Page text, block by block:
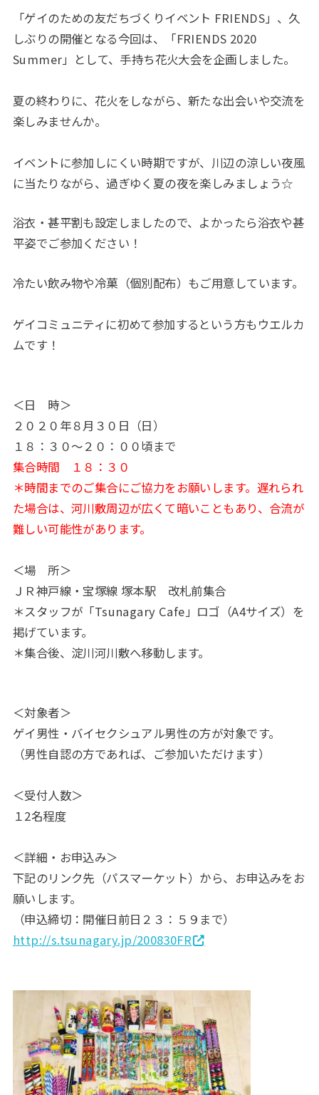
「ゲイのための友だちづくりイベント FRIENDS」、久
しぶりの開催となる今回は、「FRIENDS 2020
Summer」として、手持ち花火大会を企画しました。
夏の終わりに、花火をしながら、新たな出会いや交流を
楽しみませんか。
イベントに参加しにくい時期ですが、川辺の涼しい夜風
に当たりながら、過ぎゆく夏の夜を楽しみましょう☆
浴衣・甚平割も設定しましたので、よかったら浴衣や甚
平姿でご参加ください！
冷たい飲み物や冷菓（個別配布）もご用意しています。
ゲイコミュニティに初めて参加するという方もウエルカ
ムです！
＜日 時＞
２０２０年８月３０日（日）
１８：３０～２０：００頃まで
集合時間 １８：３０
＊時間までのご集合にご協力をお願いします。遅れられ
た場合は、河川敷周辺が広くて暗いこともあり、合流が
難しい可能性があります。
＜場 所＞
ＪＲ神戸線・宝塚線 塚本駅 改札前集合
＊スタッフが「Tsunagary Cafe」ロゴ（A4サイズ）を
掲げています。
＊集合後、淀川河川敷へ移動します。
＜対象者＞
ゲイ男性・バイセクシュアル男性の方が対象です。
（男性自認の方であれば、ご参加いただけます）
＜受付人数＞
１2名程度
＜詳細・お申込み＞
下記のリンク先（パスマーケット）から、お申込みをお
願いします。
（申込締切：開催日前日２３：５９まで）
http://s.tsunagary.jp/200830FR